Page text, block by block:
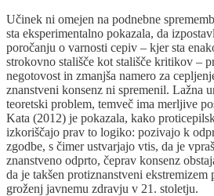
Učinek ni omejen na podnebne
sta eksperimentalno pokazala, da
poročanju o varnosti cepiv – kjer sta
strokovno stališče kot stališče kritikov –
negotovost in zmanjša namero za
znanstveni konsenz ni spremenil. Lažna
teoretski problem, temveč ima merljive
Kata (2012) je pokazala, kako
izkoriščajo prav to logiko: pozivajo k
zgodbe, s čimer ustvarjajo vtis, da je
znanstveno odprto, čeprav konsenz
da je takšen protiznanstveni ekstremizem
groženj javnemu zdravju v 21. stoletju.